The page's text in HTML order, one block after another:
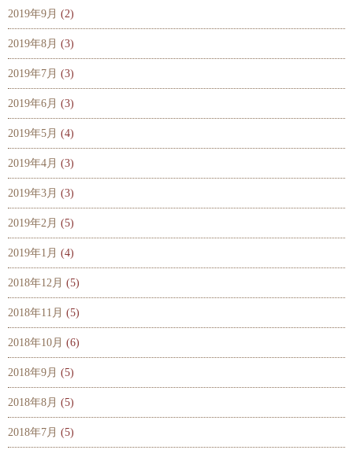
2019年9月 (2)
2019年8月 (3)
2019年7月 (3)
2019年6月 (3)
2019年5月 (4)
2019年4月 (3)
2019年3月 (3)
2019年2月 (5)
2019年1月 (4)
2018年12月 (5)
2018年11月 (5)
2018年10月 (6)
2018年9月 (5)
2018年8月 (5)
2018年7月 (5)